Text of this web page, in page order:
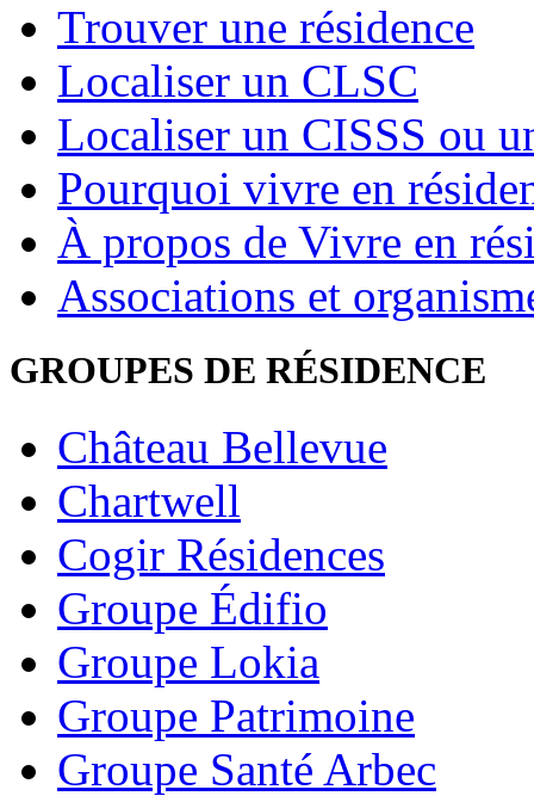
Trouver une résidence
Localiser un CLSC
Localiser un CISSS ou
Pourquoi vivre en
À propos de Vivre en
Associations et
GROUPES DE RÉSIDENCE
Château Bellevue
Chartwell
Cogir Résidences
Groupe Édifio
Groupe Lokia
Groupe Patrimoine
Groupe Santé Arbec